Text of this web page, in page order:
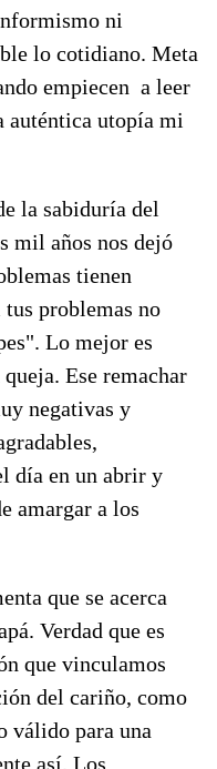
ni
lo cotidiano. Meta
empiecen a leer
auténtica utopía mi
la sabiduría del
mil años nos dejó
tienen
problemas no
Lo mejor es
Ese remachar
negativas y
día en un abrir y
amargar a los
que se acerca
Verdad que es
que vinculamos
del cariño, como
válido para una
así. Los